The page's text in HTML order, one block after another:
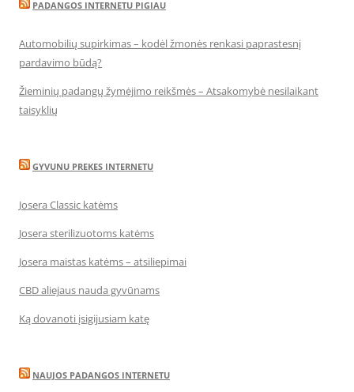
PADANGOS INTERNETU PIGIAU
Automobilių supirkimas – kodėl žmonės renkasi paprastesnį
pardavimo būdą?
Žieminių padangų žymėjimo reikšmės – Atsakomybė nesilaikant
taisyklių
GYVUNU PREKES INTERNETU
Josera Classic katėms
Josera sterilizuotoms katėms
Josera maistas katėms – atsiliepimai
CBD aliejaus nauda gyvūnams
Ką dovanoti įsigijusiam katę
NAUJOS PADANGOS INTERNETU